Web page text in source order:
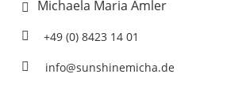
Michaela Maria Amler
+49 (0) 8423 14 01
info@sunshinemicha.de